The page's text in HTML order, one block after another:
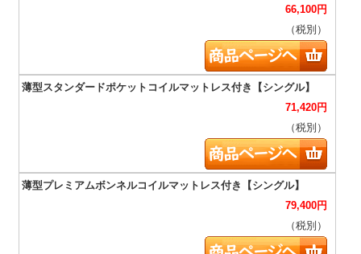
66,100円
（税別）
71,420円
（税別）
79,400円
（税別）